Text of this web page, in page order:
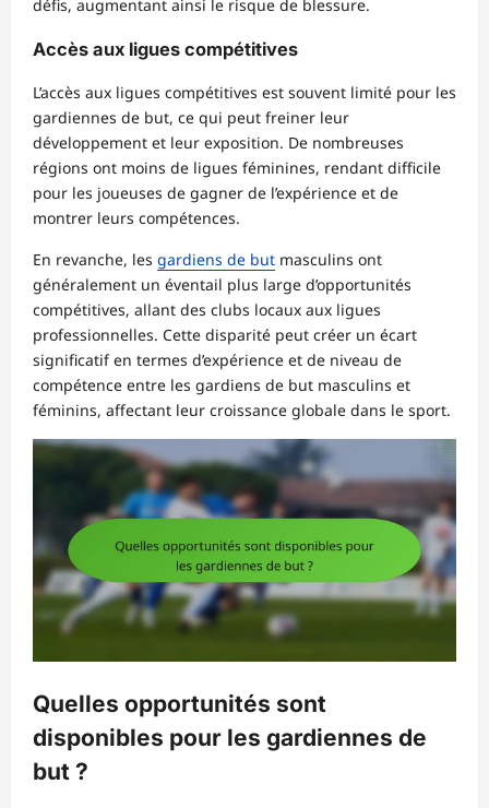
défis, augmentant ainsi le risque de blessure.
Accès aux ligues compétitives
L’accès aux ligues compétitives est souvent limité pour les
gardiennes de but, ce qui peut freiner leur
développement et leur exposition. De nombreuses
régions ont moins de ligues féminines, rendant difficile
pour les joueuses de gagner de l’expérience et de
montrer leurs compétences.
En revanche, les gardiens de but masculins ont
généralement un éventail plus large d’opportunités
compétitives, allant des clubs locaux aux ligues
professionnelles. Cette disparité peut créer un écart
significatif en termes d’expérience et de niveau de
compétence entre les gardiens de but masculins et
féminins, affectant leur croissance globale dans le sport.
Quelles opportunités sont
disponibles pour les gardiennes de
but ?